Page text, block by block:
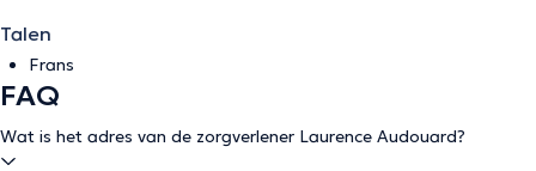
Talen
Frans
FAQ
Wat is het adres van de zorgverlener Laurence Audouard?